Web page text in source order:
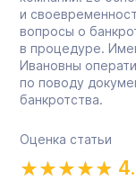
и
вопросы о
в процедуре.
Ивановны
по поводу
банкротства.
Оценка статьи